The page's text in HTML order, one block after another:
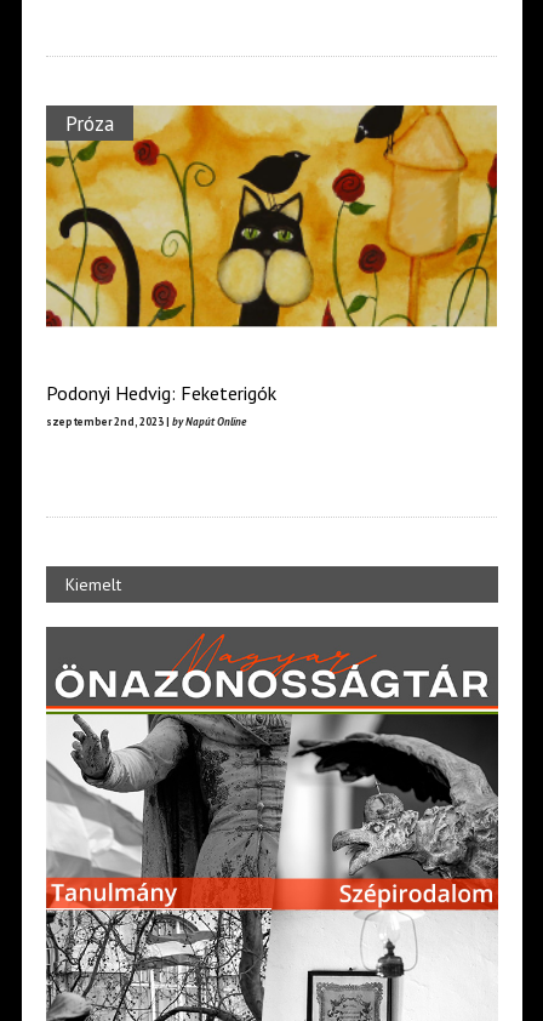
Próza
Podonyi Hedvig: Feketerigók
szeptember 2nd, 2023 | by Napút Online
Kiemelt